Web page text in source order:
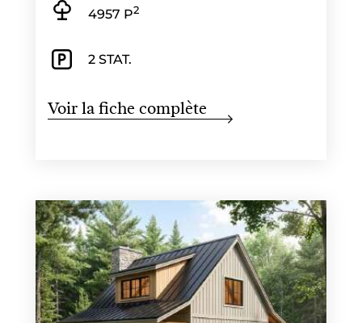
4957 P2
2 STAT.
Voir la fiche complète